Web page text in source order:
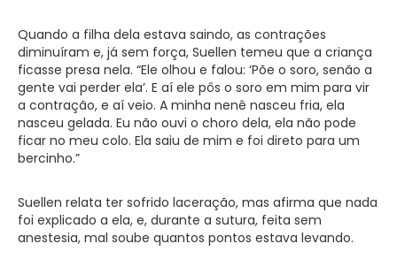
Quando a filha dela estava saindo, as contrações
diminuíram e, já sem força, Suellen temeu que a criança
ficasse presa nela. “Ele olhou e falou: ‘Põe o soro, senão a
gente vai perder ela’. E aí ele pôs o soro em mim para vir
a contração, e aí veio. A minha nenê nasceu fria, ela
nasceu gelada. Eu não ouvi o choro dela, ela não pode
ficar no meu colo. Ela saiu de mim e foi direto para um
bercinho.”
Suellen relata ter sofrido laceração, mas afirma que nada
foi explicado a ela, e, durante a sutura, feita sem
anestesia, mal soube quantos pontos estava levando.